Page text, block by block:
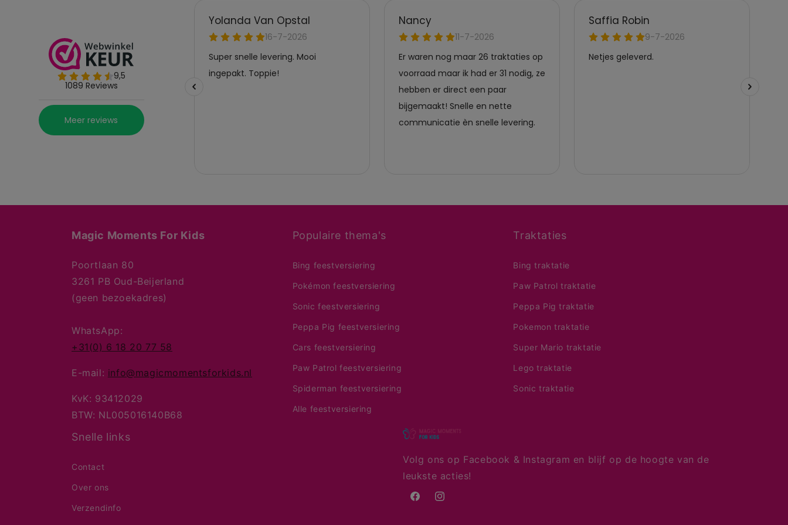
Magic Moments For Kids
Poortlaan 80
3261 PB Oud-Beijerland
(geen bezoekadres)
WhatsApp:
+31(0) 6 18 20 77 58
E-mail: info@magicmomentsforkids.nl
KvK: 93412029
BTW: NL005016140B68
Populaire thema's
Bing feestversiering
Pokémon feestversiering
Sonic feestversiering
Peppa Pig feestversiering
Cars feestversiering
Paw Patrol feestversiering
Spiderman feestversiering
Alle feestversiering
Traktaties
Bing traktatie
Paw Patrol traktatie
Peppa Pig traktatie
Pokemon traktatie
Super Mario traktatie
Lego traktatie
Sonic traktatie
Snelle links
Contact
Over ons
Verzendinfo
Volg ons op Facebook & Instagram en blijf op de hoogte van de
leukste acties!
FacebookInstagram